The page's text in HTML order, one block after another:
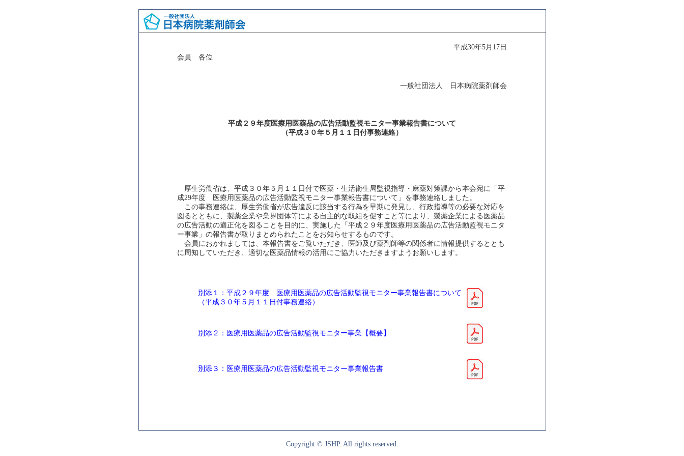
平成30年5月17日
会員 各位
一般社団法人 日本病院薬剤師会
平成２９年度医療用医薬品の広告活動監視モニター事業報告書について
（平成３０年５月１１日付事務連絡）
厚生労働省は、平成３０年５月１１日付で医薬・生活衛生局監視指導・麻薬対策課から本会宛に「平
成29年度 医療用医薬品の広告活動監視モニター事業報告書について」を事務連絡しました。
この事務連絡は、厚生労働省が広告違反に該当する行為を早期に発見し、行政指導等の必要な対応を
図るとともに、製薬企業や業界団体等による自主的な取組を促すこと等により、製薬企業による医薬品
の広告活動の適正化を図ることを目的に、実施した「平成２９年度医療用医薬品の広告活動監視モニタ
ー事業」の報告書が取りまとめられたことをお知らせするものです。
会員におかれましては、本報告書をご覧いただき、医師及び薬剤師等の関係者に情報提供するととも
に周知していただき、適切な医薬品情報の活用にご協力いただきますようお願いします。
別添１：平成２９年度 医療用医薬品の広告活動監視モニター事業報告書について
（平成３０年５月１１日付事務連絡）
別添２：医療用医薬品の広告活動監視モニター事業【概要】
別添３：医療用医薬品の広告活動監視モニター事業報告書
Copyright © JSHP. All rights reserved.